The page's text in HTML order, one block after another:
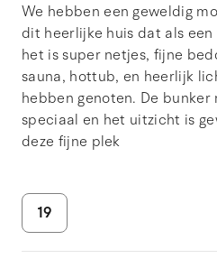
We hebben een geweldig
dit heerlijke huis dat als
het is super netjes, fijne
sauna, hottub, en heerlijk
hebben genoten. De
speciaal en het uitzicht is
deze fijne plek
19